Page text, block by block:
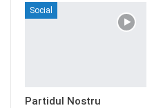
Social
Partidul Nostru